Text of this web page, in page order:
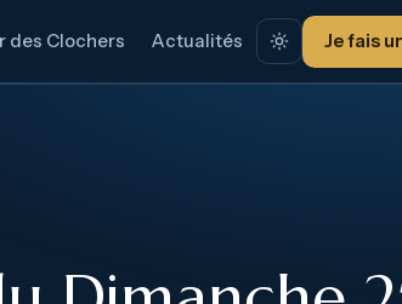
des Clochers Actualités Je fais